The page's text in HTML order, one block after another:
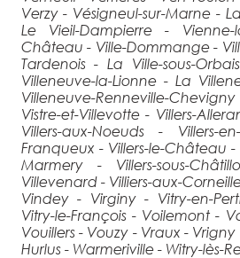
Verzy - Vésigneul-sur-Marne -
Le Vieil-Dampierre - Vienne-
Château - Ville-Dommange -
Tardenois - La Ville-sous-
Villeneuve-la-Lionne - La
Villeneuve-Renneville-
Vistre-et-Villevotte - Villers-
Villers-aux-Noeuds - Villers-
Franqueux - Villers-le-Château -
Marmery - Villers-sous-
Villevenard - Villiers-aux-
Vindey - Virginy - Vitry-en-
Vitry-le-François - Voilemont -
Vouillers - Vouzy - Vraux -
Hurlus - Warmeriville - Witry-lès-